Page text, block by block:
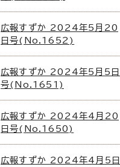
広報すずか 2024年5月20
日号(No.1652)
広報すずか 2024年5月5日
号(No.1651)
広報すずか 2024年4月20
日号(No.1650)
広報すずか 2024年4月5日